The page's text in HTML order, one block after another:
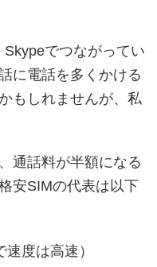
でつながってい
に電話を多くかける
もしれませんが、私
通話料が半額になる
安SIMの代表は以下
度は高速）